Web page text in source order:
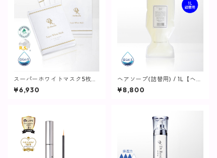
スーパーホワイトマスク5枚入
【マスクパック】
¥6,930
ヘアソープ(詰替用) / 1L【ヘ
ア・ボディ】
¥8,800